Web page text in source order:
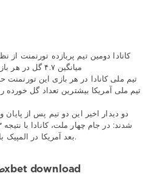
کانادا دومین تیم پربازده تورنمنت
میانگین ۴.۷ گل در هر بازی به ثمر رسانده است؛
تیم ملی کانادا در هر بازی این
دو دیدار اخیر این دو تیم پس از پایان
بعد آمریکا در المپیک با نتیجه ۲-۱ انتقام گرفت.
ضرایب پیشنهادی توسط 1xbet download